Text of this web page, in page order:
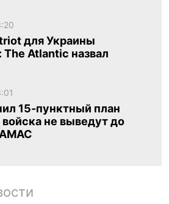
для Украины
The Atlantic назвал
15-пунктный план
войска не выведут до